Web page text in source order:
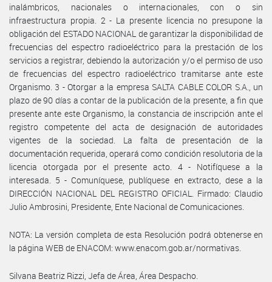
inalámbricos, nacionales o internacionales, con o sin
infraestructura propia. 2 - La presente licencia no presupone la
obligación del ESTADO NACIONAL de garantizar la disponibilidad de
frecuencias del espectro radioeléctrico para la prestación de los
servicios a registrar, debiendo la autorización y/o el permiso de uso
de frecuencias del espectro radioeléctrico tramitarse ante este
Organismo. 3 - Otorgar a la empresa SALTA CABLE COLOR S.A., un
plazo de 90 días a contar de la publicación de la presente, a fin que
presente ante este Organismo, la constancia de inscripción ante el
registro competente del acta de designación de autoridades
vigentes de la sociedad. La falta de presentación de la
documentación requerida, operará como condición resolutoria de la
licencia otorgada por el presente acto. 4 - Notifíquese a la
interesada. 5 - Comuníquese, publíquese en extracto, dese a la
DIRECCIÓN NACIONAL DEL REGISTRO OFICIAL. Firmado: Claudio
Julio Ambrosini, Presidente, Ente Nacional de Comunicaciones.
NOTA: La versión completa de esta Resolución podrá obtenerse en
la página WEB de ENACOM: www.enacom.gob.ar/normativas.
Silvana Beatriz Rizzi, Jefa de Área, Área Despacho.